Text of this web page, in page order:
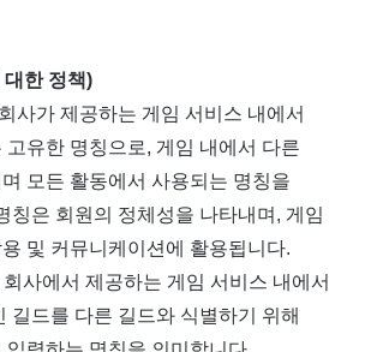
한 정책)
사가 제공하는 게임 서비스 내에서
고유한 명칭으로, 게임 내에서 다른
모든 활동에서 사용되는 명칭을
칭은 회원의 정체성을 나타내며 , 게임
및 커뮤니케이션에 활용됩니다.
회사에서 제공하는 게임 서비스 내에서
길드를 다른 길드와 식별하기 위해